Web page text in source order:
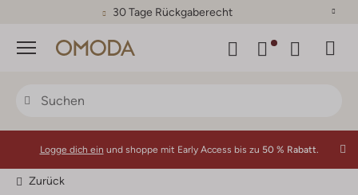
30 Tage Rückgaberecht
Menü
Logge dich ein und shoppe mit Early Access bis zu 50 % Rabatt.
Zurück